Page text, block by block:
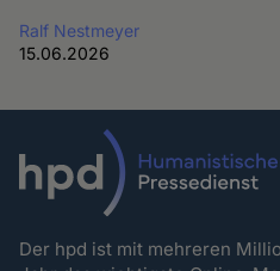
Ralf Nestmeyer
15.06.2026
Der hpd ist mit mehreren